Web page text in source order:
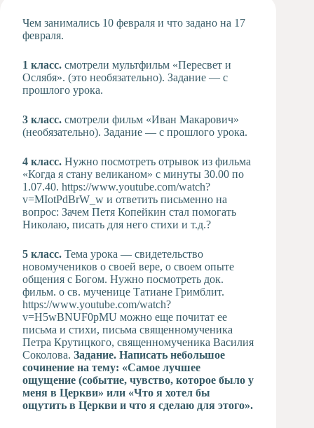
студия
отделение
Психологическая
Служба
служба
Чем занимались 10 февраля и что задано на 17
февраля.
1 класс. смотрели мультфильм «Пересвет и
Ослябя». (это необязательно). Задание — с
прошлого урока.
3 класс. смотрели фильм «Иван Макарович»
(необязательно). Задание — с прошлого урока.
4 класс. Нужно посмотреть отрывок из фильма
«Когда я стану великаном» с минуты 30.00 по
1.07.40. https://www.youtube.com/watch?
v=MIotPdBrW_w и ответить письменно на
вопрос: Зачем Петя Копейкин стал помогать
Николаю, писать для него стихи и т.д.?
5 класс. Тема урока — свидетельство
новомучеников о своей вере, о своем опыте
общения с Богом. Нужно посмотреть док.
фильм. о св. мученице Татиане Гримблит.
https://www.youtube.com/watch?
v=H5wBNUF0pMU можно еще почитат ее
письма и стихи, письма священномученика
Петра Крутицкого, священномученика Василия
Соколова. Задание. Написать небольшое
сочинение на тему: «Самое лучшее
ощущение (событие, чувство, которое было у
меня в Церкви» или «Что я хотел бы
ощутить в Церкви и что я сделаю для этого».